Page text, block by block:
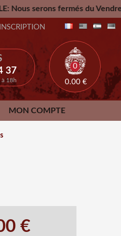
fermés du Vendredi 24
37
à 18h
INSCRIPTION
0
0.00 €
MON COMPTE
€